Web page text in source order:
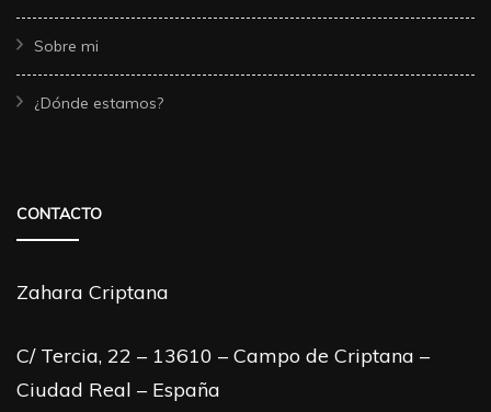
Sobre mi
¿Dónde estamos?
CONTACTO
Zahara Criptana
C/ Tercia, 22 – 13610 – Campo de Criptana –
Ciudad Real – España